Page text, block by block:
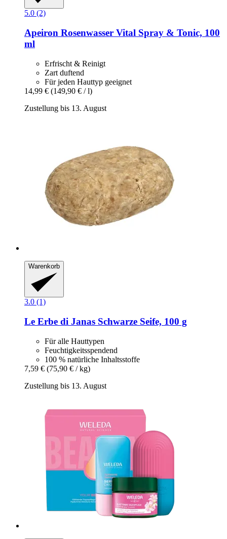
5.0 (2)
Apeiron Rosenwasser Vital Spray & Tonic, 100
ml
Erfrischt & Reinigt
Zart duftend
Für jeden Hauttyp geeignet
14,99 € (149,90 € / l)
Zustellung bis 13. August
Warenkorb
3.0 (1)
Le Erbe di Janas Schwarze Seife, 100 g
Für alle Hauttypen
Feuchtigkeitsspendend
100 % natürliche Inhaltsstoffe
7,59 € (75,90 € / kg)
Zustellung bis 13. August